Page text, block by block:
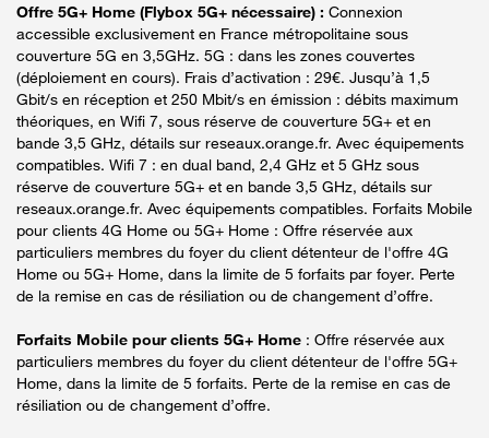
Offre 5G+ Home (Flybox 5G+ nécessaire) : Connexion
accessible exclusivement en France métropolitaine sous
couverture 5G en 3,5GHz. 5G : dans les zones couvertes
(déploiement en cours). Frais d’activation : 29€. Jusqu’à 1,5
Gbit/s en réception et 250 Mbit/s en émission : débits maximum
théoriques, en Wifi 7, sous réserve de couverture 5G+ et en
bande 3,5 GHz, détails sur reseaux.orange.fr. Avec équipements
compatibles. Wifi 7 : en dual band, 2,4 GHz et 5 GHz sous
réserve de couverture 5G+ et en bande 3,5 GHz, détails sur
reseaux.orange.fr. Avec équipements compatibles. Forfaits Mobile
pour clients 4G Home ou 5G+ Home : Offre réservée aux
particuliers membres du foyer du client détenteur de l'offre 4G
Home ou 5G+ Home, dans la limite de 5 forfaits par foyer. Perte
de la remise en cas de résiliation ou de changement d’offre.
Forfaits Mobile pour clients 5G+ Home : Offre réservée aux
particuliers membres du foyer du client détenteur de l'offre 5G+
Home, dans la limite de 5 forfaits. Perte de la remise en cas de
résiliation ou de changement d’offre.